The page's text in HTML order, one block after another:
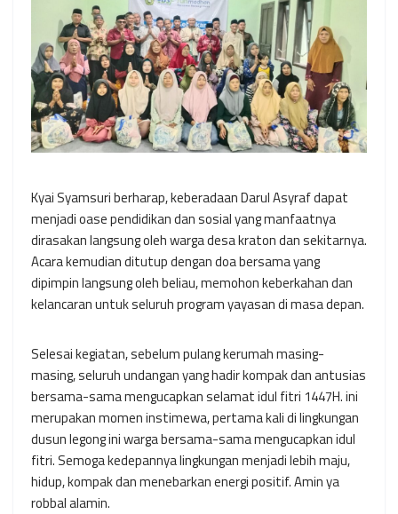
Kyai Syamsuri berharap, keberadaan Darul Asyraf dapat
menjadi oase pendidikan dan sosial yang manfaatnya
dirasakan langsung oleh warga desa kraton dan sekitarnya.
Acara kemudian ditutup dengan doa bersama yang
dipimpin langsung oleh beliau, memohon keberkahan dan
kelancaran untuk seluruh program yayasan di masa depan.
Selesai kegiatan, sebelum pulang kerumah masing-
masing, seluruh undangan yang hadir kompak dan antusias
bersama-sama mengucapkan selamat idul fitri 1447H. ini
merupakan momen instimewa, pertama kali di lingkungan
dusun legong ini warga bersama-sama mengucapkan idul
fitri. Semoga kedepannya lingkungan menjadi lebih maju,
hidup, kompak dan menebarkan energi positif. Amin ya
robbal alamin.